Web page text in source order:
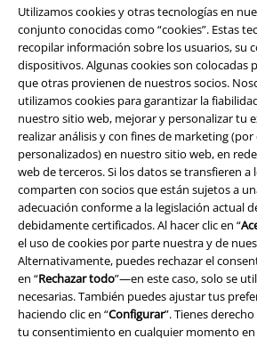
Utilizamos cookies y otras tecnologías en
conjunto conocidas como “cookies”. Estas
recopilar información sobre los usuarios, su
dispositivos. Algunas cookies son colocadas
que otras provienen de nuestros socios.
utilizamos cookies para garantizar la
nuestro sitio web, mejorar y personalizar tu
realizar análisis y con fines de marketing
personalizados) en nuestro sitio web, en
web de terceros. Si los datos se transfieren a
comparten con socios que están sujetos a
adecuación conforme a la legislación actual
debidamente certificados. Al hacer clic en “
el uso de cookies por parte nuestra y de
Alternativamente, puedes rechazar el
en “Rechazar todo”—en este caso, solo se
necesarias. También puedes ajustar tus
haciendo clic en “Configurar”. Tienes
tu consentimiento en cualquier momento en
Legal
Términos y Condiciones
Aviso Legal